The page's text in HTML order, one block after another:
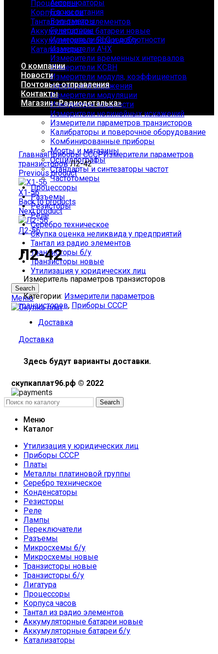
Антеннюаторы
Блоки питания
Вольтметры
Генераторы
Измерители RLC и добротности
Измерители АЧХ
Измерители временных интервалов
Измерители КСВН
Измерители модуля, коэффициентов
передачи и отражения
Измерители модуляции
Измерители мощности
Измерители нелинейных искажений
Измерители параметров транзисторов
Калибраторы и поверочное оборудование
Комбинированные приборы
Мосты и магазины
Осциллографы
Стандарты и синтезаторы частот
Частотомеры
Процессоры
Разъемы
Резисторы
Реле
Серебро техническое
Скупка оценка неликвида у предприятий
Тантал из радио элементов
Транзисторы б/у
Транзисторы новые
Утилизация у юридических лиц
Search
Меню
Процессоры
Корпуса часов
Тантал из радио элементов
Аккумуляторные батареи новые
Аккумуляторные батареи б/у
Катализаторы
О компании
Новости
Почтовые отправления
Контакты
Магазин «Радиодеталька»
Click to enlarge
ГлавнаяПриборы СССРИзмерители параметров
транзисторовЛ2-42
Previous product
Х1-56
Back to products
Next product
Л2-56
Л2-42
Измеритель параметров транзисторов
Категории: Измерители параметров
транзисторов, Приборы СССР
Доставка
Доставка
Здесь будут варианты доставки.
скупкаплат96.рф © 2022
Search
Меню
Каталог
Утилизация у юридических лиц
Приборы СССР
Платы
Металлы платиновой группы
Серебро техническое
Конденсаторы
Резисторы
Реле
Лампы
Переключатели
Разъемы
Микросхемы б/у
Микросхемы новые
Транзисторы новые
Транзисторы б/у
Лигатура
Процессоры
Корпуса часов
Тантал из радио элементов
Аккумуляторные батареи новые
Аккумуляторные батареи б/у
Катализаторы